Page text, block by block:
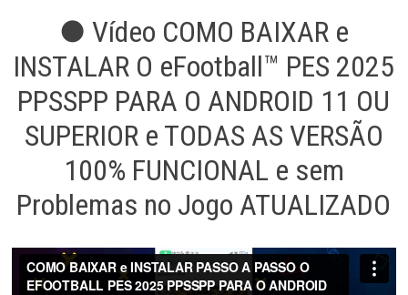
● Vídeo COMO BAIXAR e
INSTALAR O eFootball™ PES 2025
PPSSPP PARA O ANDROID 11 OU
SUPERIOR e TODAS AS VERSÃO
100% FUNCIONAL e sem
Problemas no Jogo ATUALIZADO